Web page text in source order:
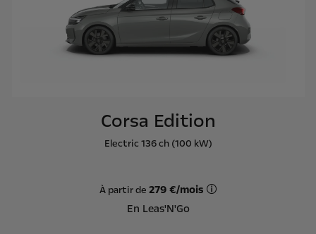
Corsa Edition
Electric 136 ch (100 kW)
À partir de 279 €/mois
En Leas'N'Go